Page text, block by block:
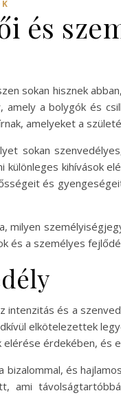
és
sokan hisznek
a bolygók és
amelyeket a
sokan
kihívások
és
és a személyes
és a
elkötelezettek
érdekében, és
bizalommal, és
ami